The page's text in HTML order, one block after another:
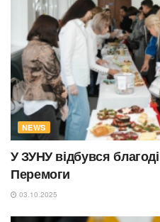
NEWS
У ЗУНУ відбувся
Перемоги
03.10.2025